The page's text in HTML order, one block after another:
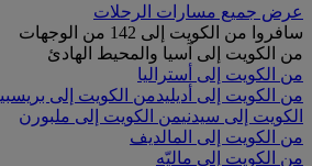
عرض جميع مسارات الرحلات
سافروا من الكويت إلى 142 من الوجهات
من الكويت إلى آسيا والمحيط الهادئ
من الكويت إلى أستراليا
من الكويت إلى أديليدمن الكويت إلى
الكويت إلى سيدنيمن الكويت إلى ملبورن
من الكويت إلى المالديف
من الكويت إلى ماليّه